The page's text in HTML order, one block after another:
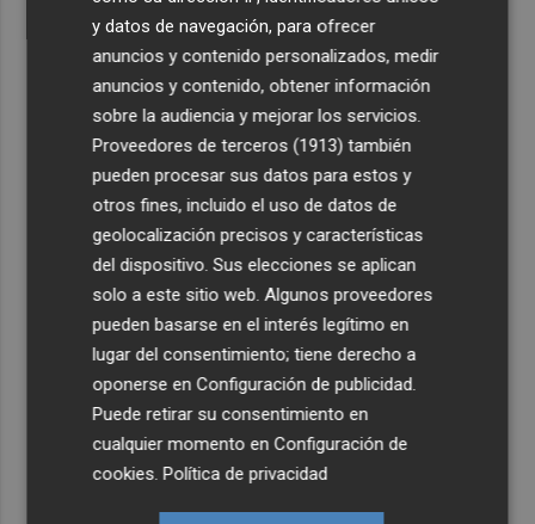
y datos de navegación, para ofrecer
anuncios y contenido personalizados, medir
anuncios y contenido, obtener información
sobre la audiencia y mejorar los servicios.
Proveedores de terceros (1913) también
pueden procesar sus datos para estos y
otros fines, incluido el uso de datos de
geolocalización precisos y características
del dispositivo. Sus elecciones se aplican
solo a este sitio web. Algunos proveedores
pueden basarse en el interés legítimo en
lugar del consentimiento; tiene derecho a
oponerse enConfiguración de publicidad.
Puede retirar su consentimiento en
cualquier momento enConfiguración de
cookies.Política de privacidad